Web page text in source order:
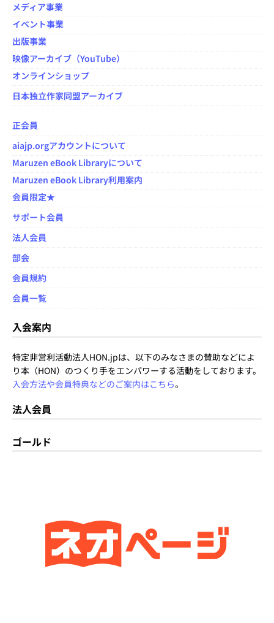
メディア事業
イベント事業
出版事業
映像アーカイブ（YouTube）
オンラインショップ
日本独立作家同盟アーカイブ
正会員
aiajp.orgアカウントについて
Maruzen eBook Libraryについて
Maruzen eBook Library利用案内
会員限定★
サポート会員
法人会員
部会
会員規約
会員一覧
入会案内
特定非営利活動法人HON.jpは、以下のみなさまの賛助などによ
り本（HON）のつくり手をエンパワーする活動をしております。
入会方法や会員特典などのご案内はこちら。
法人会員
ゴールド